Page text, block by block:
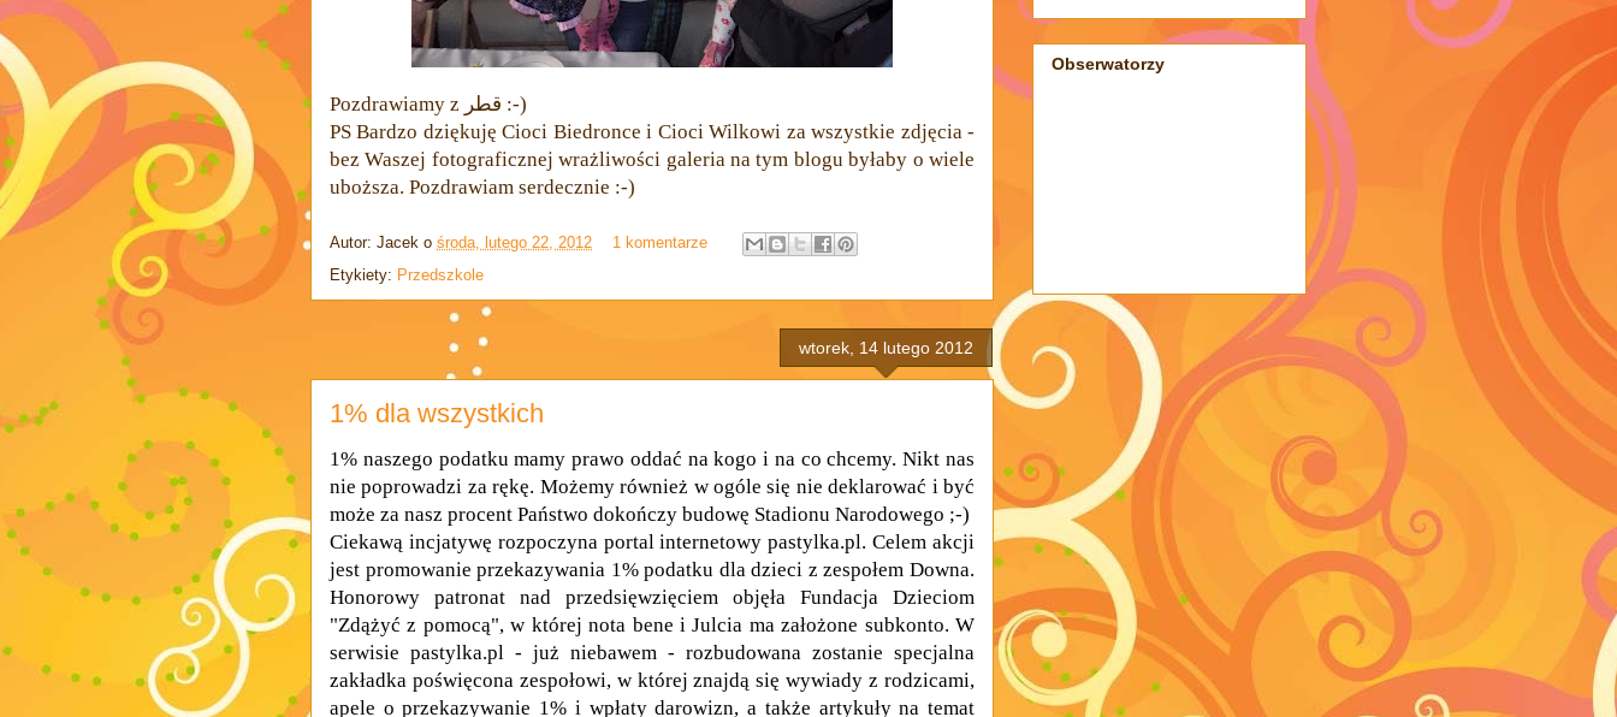
Pozdrawiamy z قطر :-)
PS Bardzo dziękuję Cioci Biedronce i Cioci Wilkowi za wszystkie zdjęcia -
bez Waszej fotograficznej wrażliwości galeria na tym blogu byłaby o wiele
uboższa. Pozdrawiam serdecznie :-)
Autor: Jacek o środa, lutego 22, 2012
1 komentarze
Etykiety: Przedszkole
wtorek, 14 lutego 2012
1% dla wszystkich
1% naszego podatku mamy prawo oddać na kogo i na co chcemy. Nikt nas
nie poprowadzi za rękę. Możemy również w ogóle się nie deklarować i być
może za nasz procent Państwo dokończy budowę Stadionu Narodowego ;-)
Ciekawą incjatywę rozpoczyna portal internetowy pastylka.pl. Celem akcji
jest promowanie przekazywania 1% podatku dla dzieci z zespołem Downa.
Honorowy patronat nad przedsięwzięciem objęła Fundacja Dzieciom
"Zdążyć z pomocą", w której nota bene i Julcia ma założone subkonto. W
serwisie pastylka.pl - już niebawem - rozbudowana zostanie specjalna
zakładka poświęcona zespołowi, w której znajdą się wywiady z rodzicami,
apele o przekazywanie 1% i wpłaty darowizn, a także artykuły na temat
Obserwatorzy